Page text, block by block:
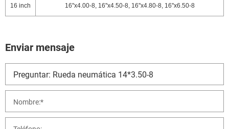
16 inch 16''x4.00-8, 16''x4.50-8, 16''x4.80-8, 16''x6.50-8
Enviar mensaje